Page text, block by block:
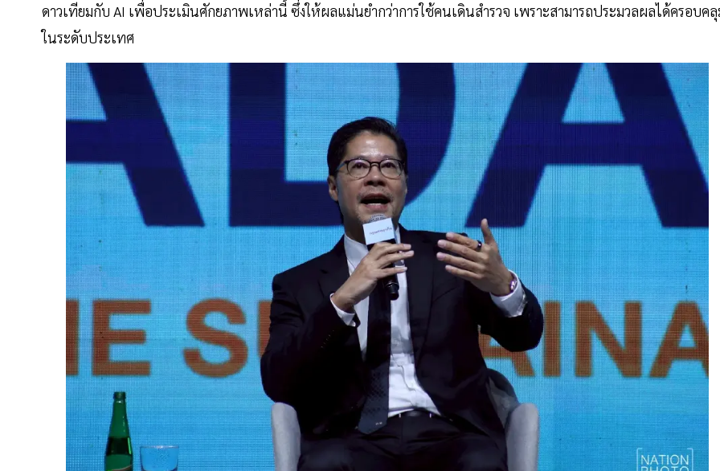
ดาวเทียมกับ AI เพื่อประเมินศักยภาพเหล่านี้ ซึ่งให้ผลแม่นยำกว่าการใช้คนเดินสำรวจ เพราะสามารถประมวลผลได้ครอบค
ในระดับประเทศ